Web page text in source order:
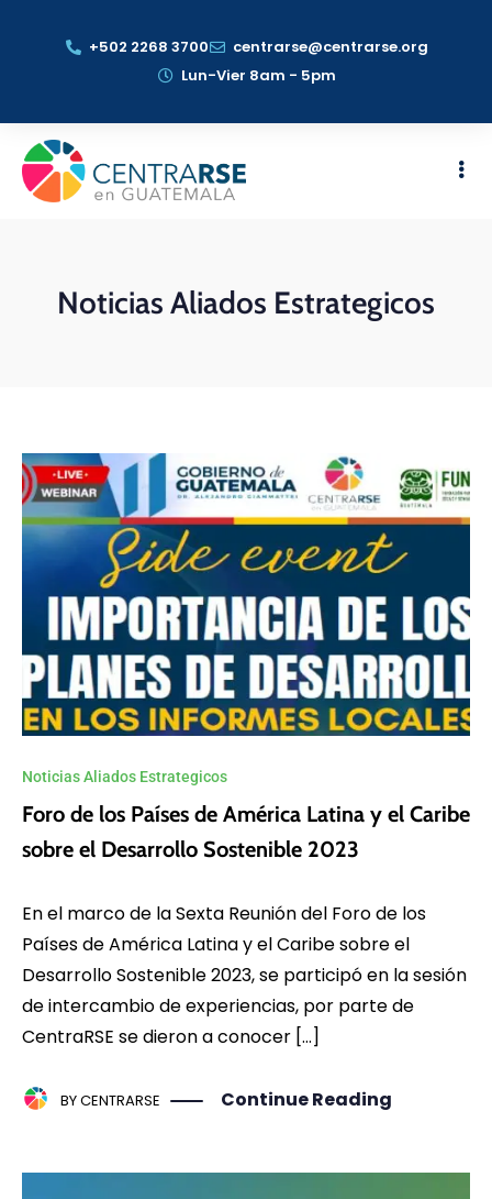
+502 2268 3700
centrarse@centrarse.org
Lun-Vier 8am - 5pm
Noticias Aliados Estrategicos
Noticias Aliados Estrategicos
Foro de los Países de América Latina y el Caribe
sobre el Desarrollo Sostenible 2023
En el marco de la Sexta Reunión del Foro de los
Países de América Latina y el Caribe sobre el
Desarrollo Sostenible 2023, se participó en la sesión
de intercambio de experiencias, por parte de
CentraRSE se dieron a conocer […]
BYCENTRARSE Continue Reading